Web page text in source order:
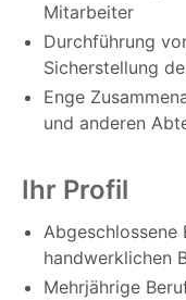
Mitarbeiter
Durchführung
Sicherstellung
Enge
und anderen
Ihr Profil
Abgeschlossene
handwerklichen
Mehrjährige